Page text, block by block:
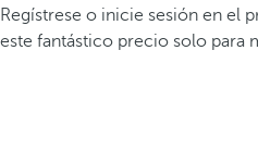
Regístrese o inicie sesión en el
este fantástico precio solo para